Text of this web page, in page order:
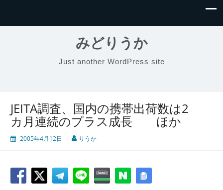
みどりうか
Just another WordPress site
JEITA調査、国内の携帯出荷数は2
カ月連続のプラス成長 ほか
2005年4月12日 りうか